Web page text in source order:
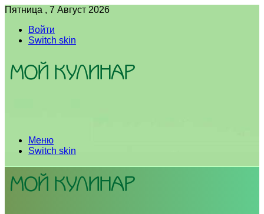
Пятница , 7 Август 2026
Войти
Switch skin
Меню
Switch skin